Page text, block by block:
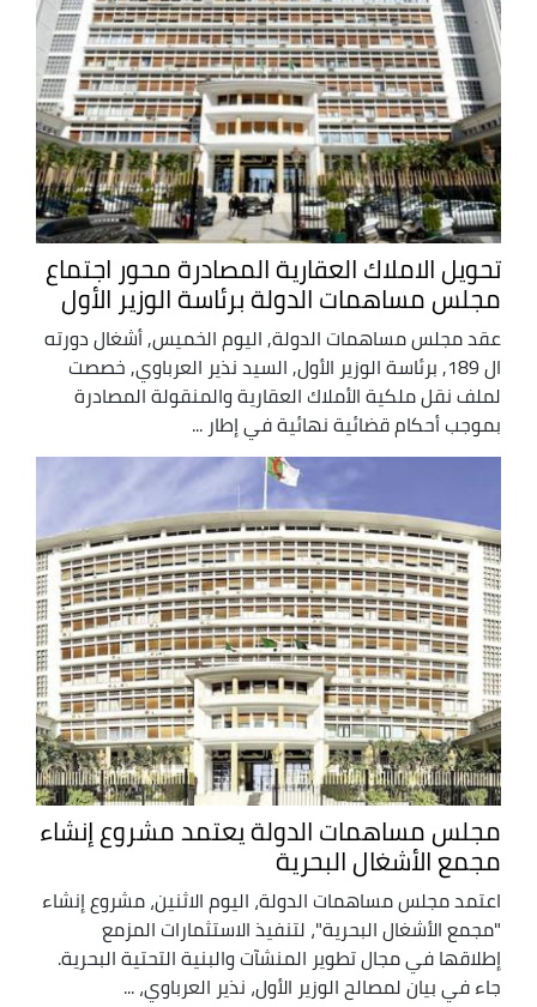
تحويل الاملاك العقارية المصادرة محور اجتماع
مجلس مساهمات الدولة برئاسة الوزير الأول
عقد مجلس مساهمات الدولة, اليوم الخميس, أشغال دورته
ال 189, برئاسة الوزير الأول, السيد نذير العرباوي, خصصت
لملف نقل ملكية الأملاك العقارية والمنقولة المصادرة
بموجب أحكام قضائية نهائية في إطار ...
مجلس مساهمات الدولة يعتمد مشروع إنشاء
مجمع الأشغال البحرية
اعتمد مجلس مساهمات الدولة، اليوم الاثنين، مشروع إنشاء
"مجمع الأشغال البحرية"، لتنفيذ الاستثمارات المزمع
إطلاقها في مجال تطوير المنشآت والبنية التحتية البحرية.
جاء في بيان لمصالح الوزير الأول، نذير العرباوي، ...